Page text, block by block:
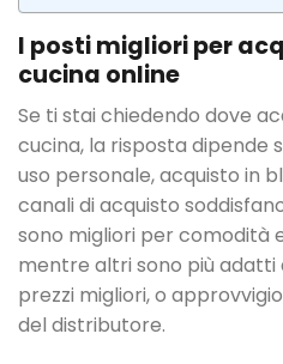
I posti migliori per
cucina online
Se ti stai chiedendo dove
cucina, la risposta dipende
uso personale, acquisto in
canali di acquisto
sono migliori per comodità
mentre altri sono più
prezzi migliori, o
del distributore.